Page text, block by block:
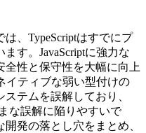
、TypeScriptはすでにプ
す。JavaScriptに強力な
性と保守性を大幅に向上
イティブな弱い型付けの
テムを誤解しており、
な誤解に陥りやすいで
発の落とし穴をまとめ、